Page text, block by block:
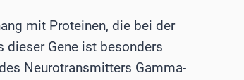
mit Proteinen, die bei der
dieser Gene ist besonders
Neurotransmitters Gamma-